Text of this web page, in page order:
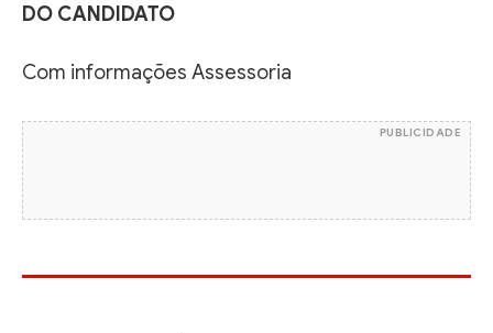
DO CANDIDATO
Com informações Assessoria
PUBLICIDADE